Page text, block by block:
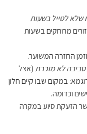
שלא לטייל בשעות
מרוחקים בשעות
החזרה המשוער.
לא מוכרת(אצל
במקום שבו קיים חלון
וכדומה.
הזעקת סיוע במקרה